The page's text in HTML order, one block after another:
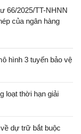
66/2025/TT-NHNN
của ngân hàng
hình 3 tuyến bảo vệ
loạt thời hạn giải
dự trữ bắt buộc